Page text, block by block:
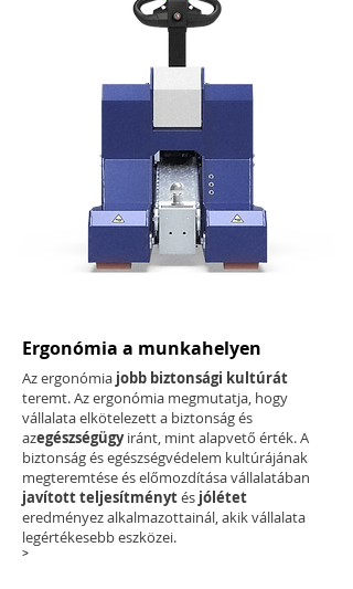
Ergonómia a munkahelyen
Az ergonómia jobb biztonsági kultúrát
teremt. Az ergonómia megmutatja, hogy
vállalata elkötelezett a biztonság és
azegészségügyiránt, mint alapvető érték. A
biztonság és egészségvédelem kultúrájának
megteremtése és előmozdítása vállalatában
javított teljesítménytés jólétet
eredményez alkalmazottainál, akik vállalata
legértékesebb eszközei.
>